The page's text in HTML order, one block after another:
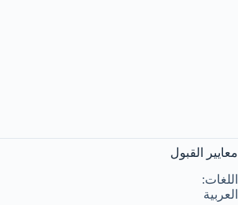
معايير القبول
اللغات:
العربية